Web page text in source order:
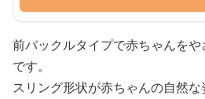
前バックルタイプで赤ちゃんを
です。
スリング形状が赤ちゃんの自然